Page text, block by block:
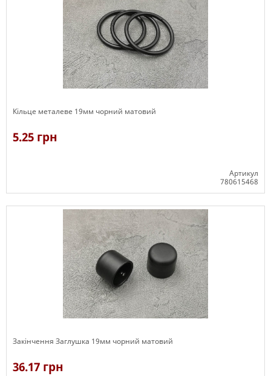
Кільце металеве 19мм чорний матовий
5.25 грн
Артикул
780615468
Закінчення Заглушка 19мм чорний матовий
36.17 грн